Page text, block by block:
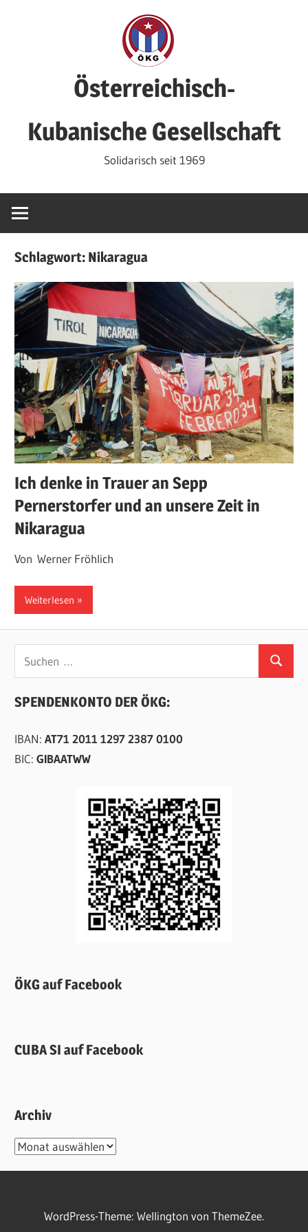
Österreichisch-
Kubanische Gesellschaft
Solidarisch seit 1969
Schlagwort: Nikaragua
Ich denke in Trauer an Sepp
Pernerstorfer und an unsere Zeit in
Nikaragua
Von Werner Fröhlich
Weiterlesen
Suchen
SPENDENKONTO DER ÖKG:
IBAN:AT71 2011 1297 2387 0100
BIC:GIBAATWW
ÖKG auf Facebook
CUBA SI auf Facebook
Archiv
Archiv
WordPress-Theme: Wellington von ThemeZee.